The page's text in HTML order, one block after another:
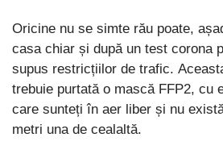
Oricine nu se simte rău poate,
casa chiar și după un test corona
supus restricțiilor de trafic.
trebuie purtată o mască FFP2, cu
care sunteți în aer liber și nu
metri una de cealaltă.